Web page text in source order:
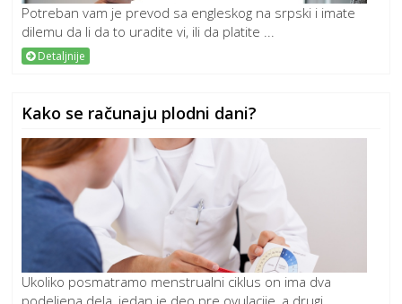
Potreban vam je prevod sa engleskog na srpski i imate
dilemu da li da to uradite vi, ili da platite ...
Detaljnije
Kako se računaju plodni dani?
Ukoliko posmatramo menstrualni ciklus on ima dva